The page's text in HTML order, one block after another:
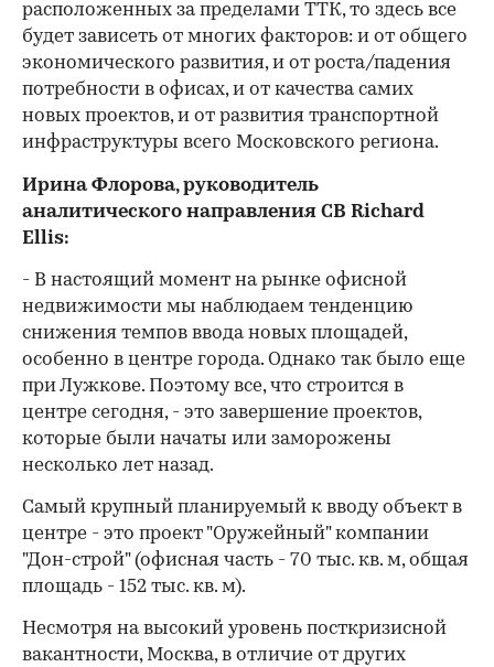
расположенных за пределами ТТК, то здесь все
будет зависеть от многих факторов: и от общего
экономического развития, и от роста/падения
потребности в офисах, и от качества самих
новых проектов, и от развития транспортной
инфраструктуры всего Московского региона.
Ирина Флорова, руководитель
аналитического направления CB Richard
Ellis:
- В настоящий момент на рынке офисной
недвижимости мы наблюдаем тенденцию
снижения темпов ввода новых площадей,
особенно в центре города. Однако так было еще
при Лужкове. Поэтому все, что строится в
центре сегодня, - это завершение проектов,
которые были начаты или заморожены
несколько лет назад.
Самый крупный планируемый к вводу объект в
центре - это проект "Оружейный" компании
"Дон-строй" (офисная часть - 70 тыс. кв. м, общая
площадь - 152 тыс. кв. м).
Несмотря на высокий уровень посткризисной
вакантности, Москва, в отличие от других